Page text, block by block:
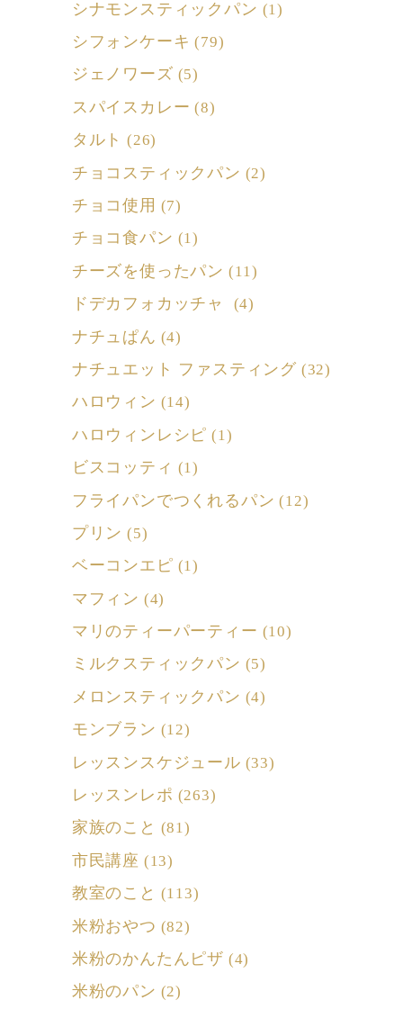
シナモンスティックパン (1)
シフォンケーキ (79)
ジェノワーズ (5)
スパイスカレー (8)
タルト (26)
チョコスティックパン (2)
チョコ使用 (7)
チョコ食パン (1)
チーズを使ったパン (11)
ドデカフォカッチャ (4)
ナチュぱん (4)
ナチュエット ファスティング (32)
ハロウィン (14)
ハロウィンレシピ (1)
ビスコッティ (1)
フライパンでつくれるパン (12)
プリン (5)
ベーコンエピ (1)
マフィン (4)
マリのティーパーティー (10)
ミルクスティックパン (5)
メロンスティックパン (4)
モンブラン (12)
レッスンスケジュール (33)
レッスンレポ (263)
家族のこと (81)
市民講座 (13)
教室のこと (113)
米粉おやつ (82)
米粉のかんたんピザ (4)
米粉のパン (2)